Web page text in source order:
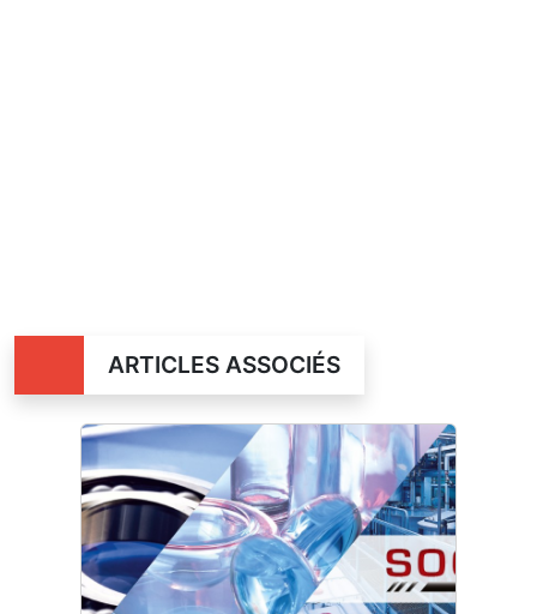
ARTICLES ASSOCIÉS